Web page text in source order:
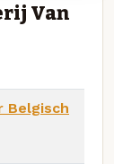
Van
Belgisch